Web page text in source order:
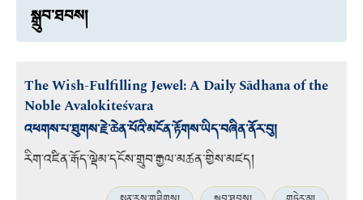
སྒྲུབ་ཐབས།
The Wish-Fulfilling Jewel: A Daily Sādhana of the
Noble Avalokiteśvara
འཕགས་པ་ཐུགས་རྗེ་ཆེན་པོའི་མངོན་རྟོགས་ཡིད་བཞིན་ནོར་བུ།
རིག་འཛིན་རྒོད་ལྡེམ་དངོས་གྲུབ་རྒྱལ་མཚན་གྱིས་མཛད།